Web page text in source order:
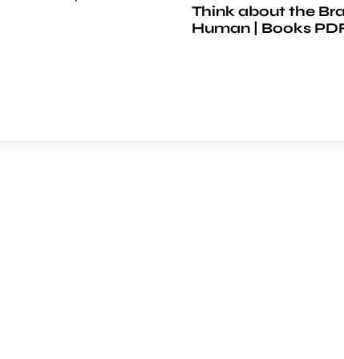
Think about the
Human | Books